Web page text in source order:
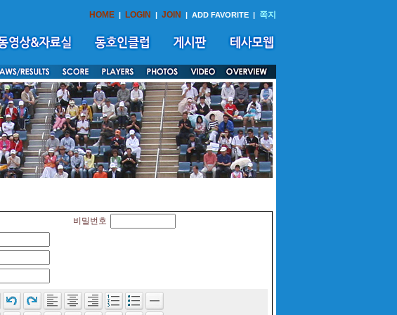
HOME | LOGIN | JOIN | ADD FAVORITE | 쪽지
비밀번호